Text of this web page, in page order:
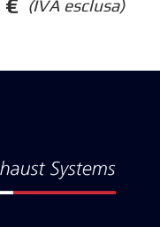
(IVA esclusa)
€